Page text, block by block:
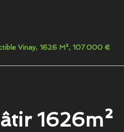
Vinay, 1626 M², 107 000 €
1626m²